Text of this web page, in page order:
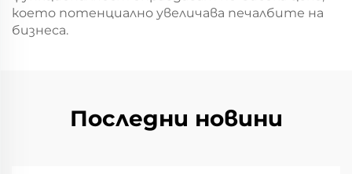
което потенциално увеличава печалбите на
бизнеса.
Последни новини